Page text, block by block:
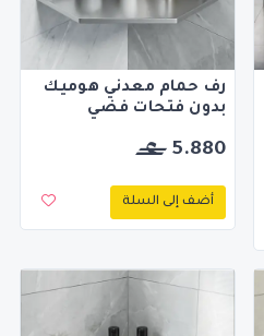
رف حمام معدني هوميك
بدون فتحات فضي
5.880
أضف إلى السلة